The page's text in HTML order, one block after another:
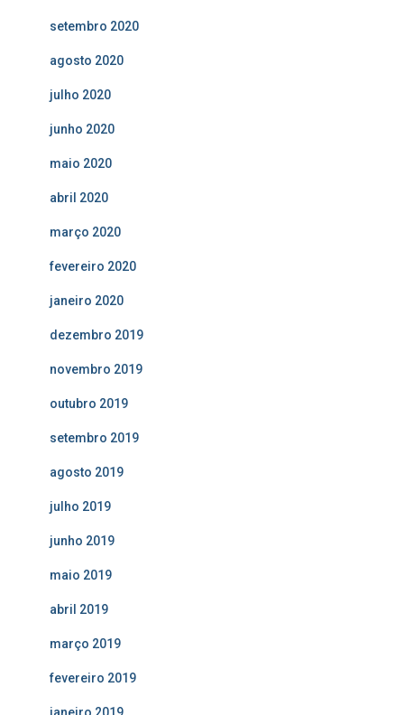
setembro 2020
agosto 2020
julho 2020
junho 2020
maio 2020
abril 2020
março 2020
fevereiro 2020
janeiro 2020
dezembro 2019
novembro 2019
outubro 2019
setembro 2019
agosto 2019
julho 2019
junho 2019
maio 2019
abril 2019
março 2019
fevereiro 2019